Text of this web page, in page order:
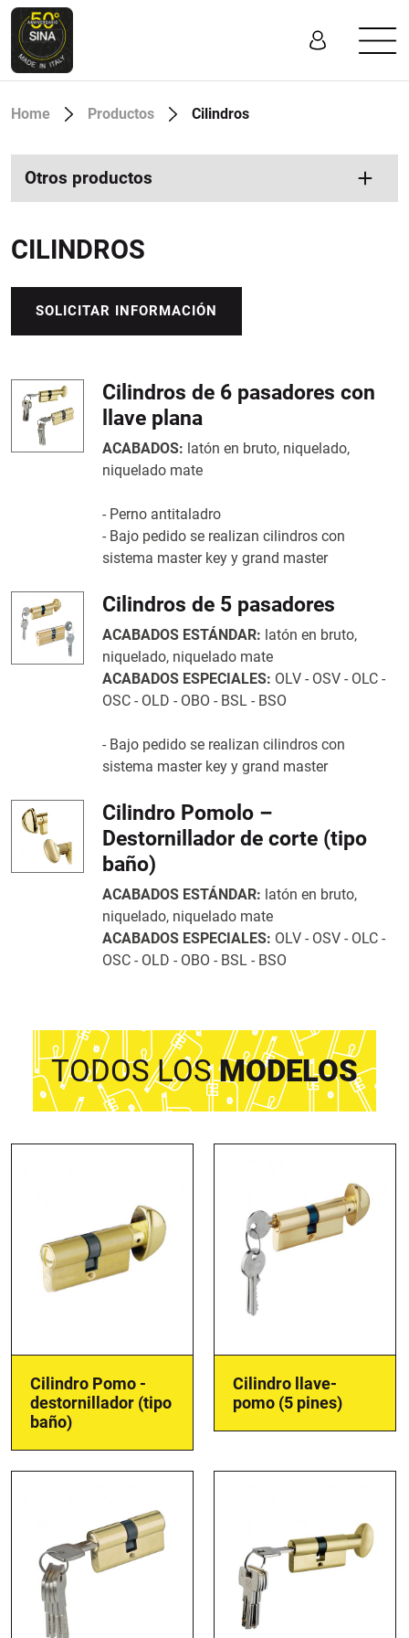
Home Productos Cilindros
Otros productos
CILINDROS
SOLICITAR INFORMACIÓN
Cilindros de 6 pasadores con
llave plana
ACABADOS: latón en bruto, niquelado,
niquelado mate
- Perno antitaladro
- Bajo pedido se realizan cilindros con
sistema master key y grand master
Cilindros de 5 pasadores
ACABADOS ESTÁNDAR: latón en bruto,
niquelado, niquelado mate
ACABADOS ESPECIALES: OLV - OSV - OLC -
OSC - OLD - OBO - BSL - BSO
- Bajo pedido se realizan cilindros con
sistema master key y grand master
Cilindro Pomolo –
Destornillador de corte (tipo
baño)
ACABADOS ESTÁNDAR: latón en bruto,
niquelado, niquelado mate
ACABADOS ESPECIALES: OLV - OSV - OLC -
OSC - OLD - OBO - BSL - BSO
TODOS LOSMODELOS
Cilindro Pomo -
destornillador (tipo
baño)
Cilindro llave-
pomo (5 pines)